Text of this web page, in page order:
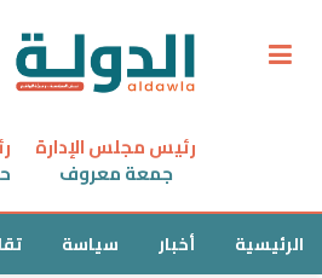
رئيس مجلس الإدارة
جمعة معروف
الرئيسية أخبار سياسة